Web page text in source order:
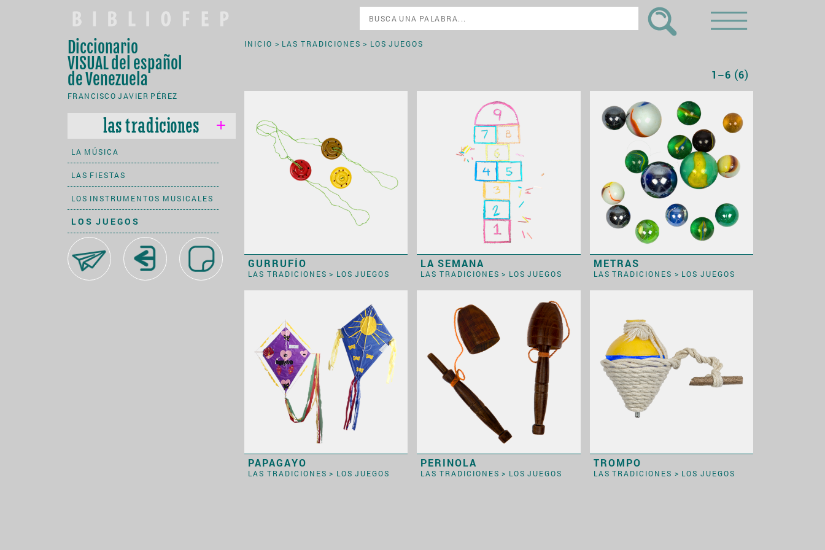
Diccionario
VISUALdel español
de Venezuela
FRANCISCO JAVIER PÉREZ
las tradiciones
LA MÚSICA
LAS FIESTAS
LOS INSTRUMENTOS MUSICALES
LOS JUEGOS
la alimentación
INICIO > LAS TRADICIONES> LOS JUEGOS
1–6 (6)
GURRUFÍO
LAS TRADICIONES> LOS JUEGOS
LA SEMANA
LAS TRADICIONES> LOS JUEGOS
METRAS
LAS TRADICIONES > LOS JUEGOS
PAPAGAYO
LAS TRADICIONES> LOS JUEGOS
PERINOLA
LAS TRADICIONES> LOS JUEGOS
TROMPO
LAS TRADICIONES > LOS JUEGOS